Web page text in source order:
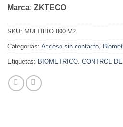
Marca: ZKTECO
SKU: MULTIBIO-800-V2
Categorías: Acceso sin contacto,
Etiquetas: BIOMETRICO, CONTROL